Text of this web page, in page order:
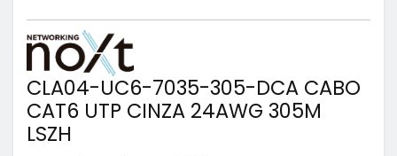
CLA04-UC6-7035-305-DCA CABO
CAT6 UTP CINZA 24AWG 305M
LSZH